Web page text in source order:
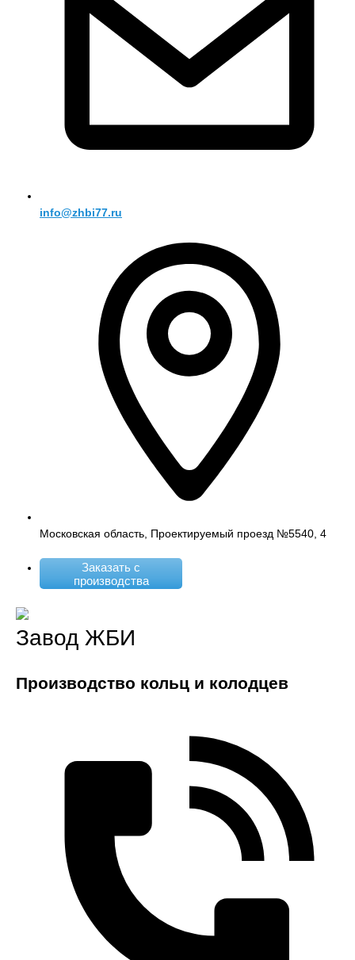
info@zhbi77.ru
Московская область, Проектируемый проезд №5540, 4
Заказать с
производства
Завод ЖБИ
Производство кольц и колодцев